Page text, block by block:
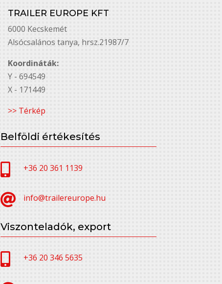
TRAILER EUROPE KFT
6000 Kecskemét
Alsó￳csalános tanya, hrsz.21987/7
Koordináták:
Y - 694549
X - 171449
>> Térkép
Belföldi értékesítés
 +36 20 361 1139
 info@trailereurope.hu
Viszonteladók, export
 +36 20 346 5635